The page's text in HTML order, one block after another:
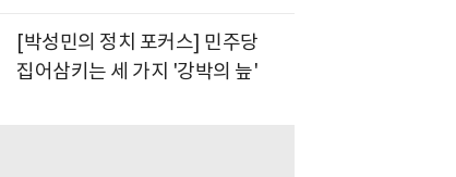
[박성민의 정치 포커스] 민주당
집어삼키는 세 가지 '강박의 늪'